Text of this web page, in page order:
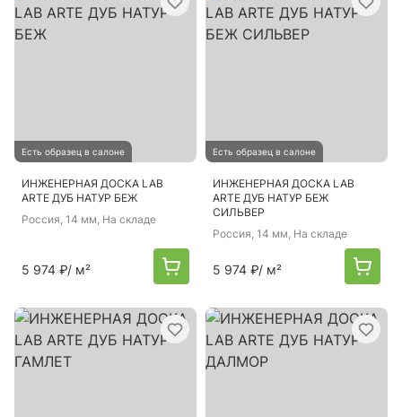
Есть образец в салоне
ИНЖЕНЕРНАЯ ДОСКА LAB
ARTE ДУБ НАТУР БЕЖ
Россия, 14 мм, На складе
5 974 ₽/ м²
Есть образец в салоне
ИНЖЕНЕРНАЯ ДОСКА LAB
ARTE ДУБ НАТУР БЕЖ
СИЛЬВЕР
Россия, 14 мм, На складе
5 974 ₽/ м²